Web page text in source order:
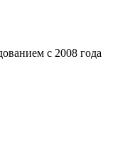
с 2008 года